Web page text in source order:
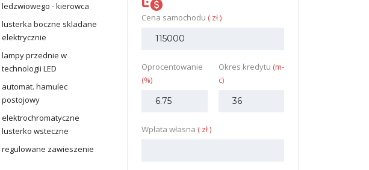
ledzwiowego - kierowca
lusterka boczne skladane
elektrycznie
lampy przednie w
technologii LED
automat. hamulec
postojowy
elektrochromatyczne
lusterko wsteczne
regulowane zawieszenie
Cena samochodu ( zł )
Oprocentowanie
(%)
Okres kredytu (m-
c)
Wpłata własna ( zł )